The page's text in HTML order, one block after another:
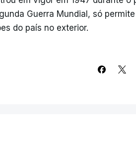
Guerra Mundial, só
do país no exterior.